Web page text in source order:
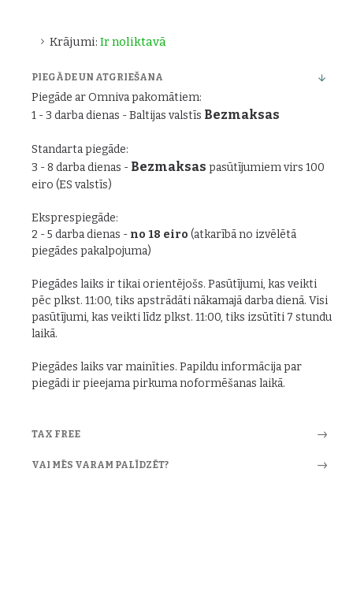
Krājumi: Ir noliktavā
PIEGĀDE UN ATGRIEŠANA
Piegāde ar Omniva pakomātiem:
1 - 3 darba dienas - Baltijas valstīs Bezmaksas
Standarta piegāde:
3 - 8 darba dienas - Bezmaksas pasūtījumiem virs 100
eiro (ES valstīs)
Eksprespiegāde:
2 - 5 darba dienas - no 18 eiro (atkarībā no izvēlētā
piegādes pakalpojuma)
Piegādes laiks ir tikai orientējošs. Pasūtījumi, kas veikti
pēc plkst. 11:00, tiks apstrādāti nākamajā darba dienā. Visi
pasūtījumi, kas veikti līdz plkst. 11:00, tiks izsūtīti 7 stundu
laikā.
Piegādes laiks var mainīties. Papildu informācija par
piegādi ir pieejama pirkuma noformēšanas laikā.
TAX FREE
VAI MĒS VARAM PALĪDZĒT?